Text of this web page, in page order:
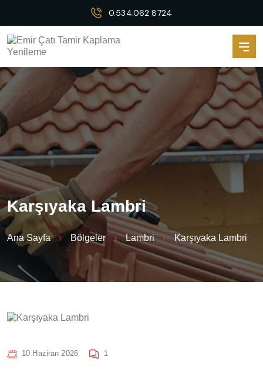
0.534.062 8724
Karşıyaka Lambri
Ana Sayfa Bölgeler Lambri Karşıyaka Lambri
10 Haziran 2026 1